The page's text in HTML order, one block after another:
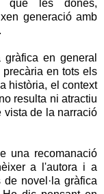
que les dones,
generació amb
en general
en tots els
història, el context
resulta ni atractiu
vista de la narració
una recomanació
a l'autora i a
novel·la gràfica